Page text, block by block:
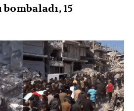
bombaladı, 15